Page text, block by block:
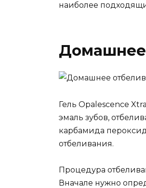
наиболее
Домашнее
Гель Opalescence
эмаль зубов,
карбамида
отбеливания.
Процедура
Вначале нужно